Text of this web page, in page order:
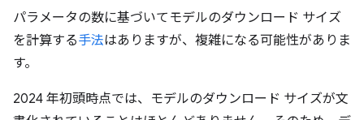
パラメータの数に基づいてモデルのダウンロード サイズ
を計算する手法はありますが、複雑になる可能性がありま
す。
2024 年初頭時点では、モデルのダウンロード サイズが文